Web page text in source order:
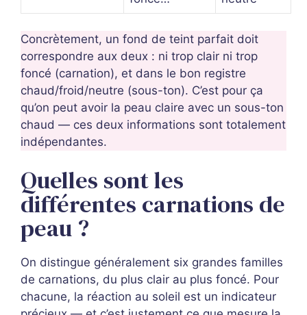
Concrètement, un fond de teint parfait doit
correspondre aux deux : ni trop clair ni trop
foncé (carnation), et dans le bon registre
chaud/froid/neutre (sous-ton). C’est pour ça
qu’on peut avoir la peau claire avec un sous-ton
chaud — ces deux informations sont totalement
indépendantes.
Quelles sont les
différentes carnations de
peau ?
On distingue généralement six grandes familles
de carnations, du plus clair au plus foncé. Pour
chacune, la réaction au soleil est un indicateur